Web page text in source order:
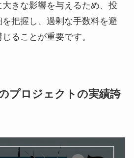
きな影響を与えるため、投
把握し、過剰な手数料を避
ることが重要です。
プロジェクトの実績誇